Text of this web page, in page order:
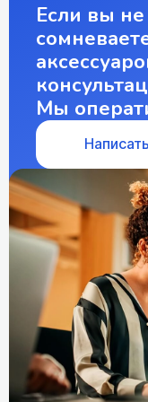
Если вы
Мы
Написать